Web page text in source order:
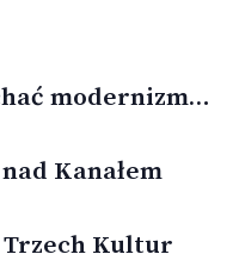
modernizm…
Kanałem
Trzech Kultur